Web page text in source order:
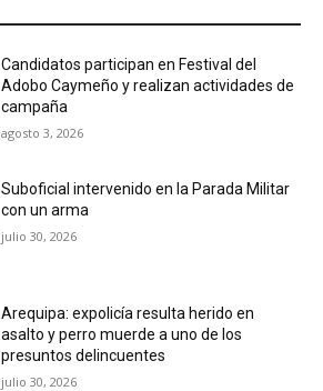
Candidatos participan en Festival del
Adobo Caymeño y realizan actividades de
campaña
agosto 3, 2026
Suboficial intervenido en la Parada Militar
con un arma
julio 30, 2026
Arequipa: expolicía resulta herido en
asalto y perro muerde a uno de los
presuntos delincuentes
julio 30, 2026